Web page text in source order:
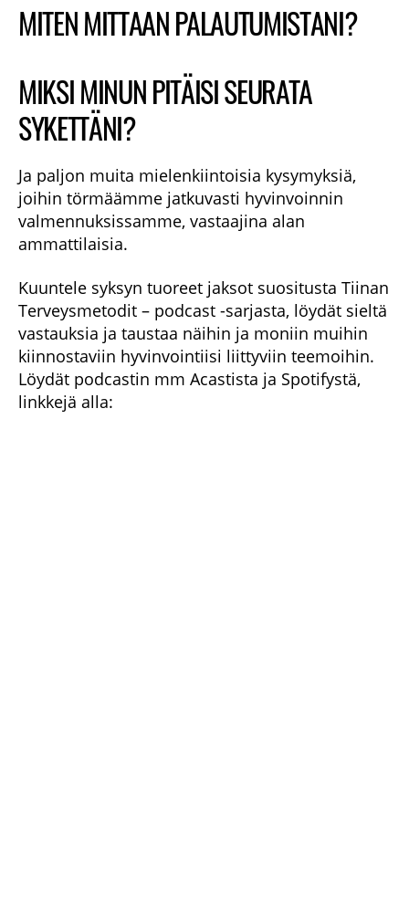
MITEN MITTAAN PALAUTUMISTANI?
MIKSI MINUN PITÄISI SEURATA
SYKETTÄNI?
Ja paljon muita mielenkiintoisia kysymyksiä,
joihin törmäämme jatkuvasti hyvinvoinnin
valmennuksissamme, vastaajina alan
ammattilaisia.
Kuuntele syksyn tuoreet jaksot suositusta Tiinan
Terveysmetodit – podcast -sarjasta, löydät sieltä
vastauksia ja taustaa näihin ja moniin muihin
kiinnostaviin hyvinvointiisi liittyviin teemoihin.
Löydät podcastin mm Acastista ja Spotifystä,
linkkejä alla: